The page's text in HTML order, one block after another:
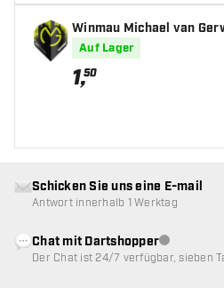
Winmau Michael van
tandard Black - Dart
Auf Lager
1,50
Schicken Sie uns eine E-mail
Antwort innerhalb 1 Werktag
Chat mit Dartshopper
Der Chat ist 24/7 verfügbar, sieben